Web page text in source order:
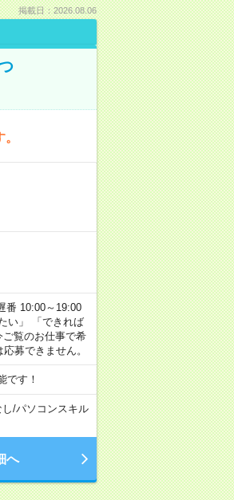
掲載日：2026.08.06
番 10:00～19:00
い」 「できれば
覧のお仕事で希
募できません。
です！
/パソコンスキル
へ